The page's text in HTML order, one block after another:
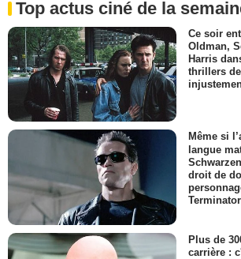
Top actus ciné de la
Ce soir
Oldman,
Harris
thrillers
Même si
langue
droit de
Terminator
Plus de
carrière :